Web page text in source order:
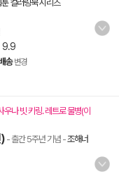
컬러링북 시리즈
9.9
송 변경
나 빗 키링. 레트로 물병(이
- 출간 5주년 기념 -조해너